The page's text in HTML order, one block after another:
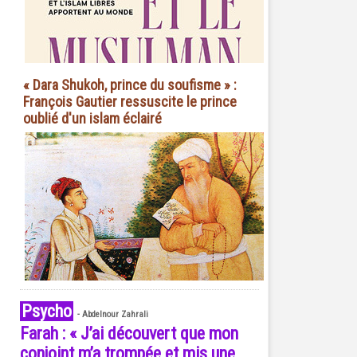
« Dara Shukoh, prince du soufisme » :
François Gautier ressuscite le prince
oublié d'un islam éclairé
Psycho - Abdelnour Zahrali
Farah : « J’ai découvert que mon